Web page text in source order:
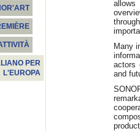
PER
L'EUROPA
Many
actors
and